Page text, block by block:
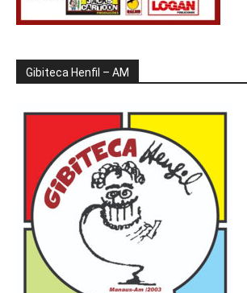
Gibiteca Henfil – AM